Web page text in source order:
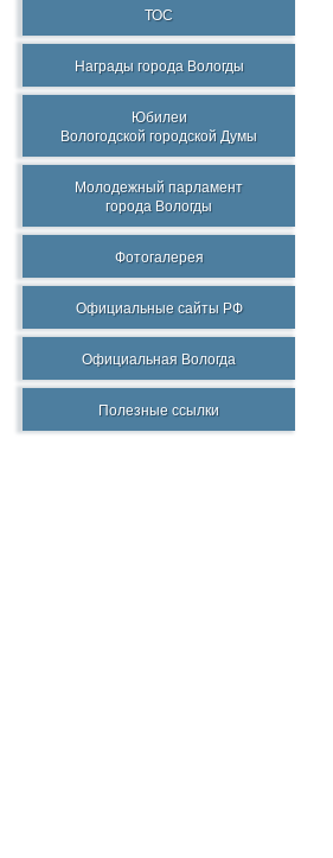
ТОС
Награды города Вологды
Юбилеи
Вологодской городской Думы
Молодежный парламент
города Вологды
Фотогалерея
Официальные сайты РФ
Официальная Вологда
Полезные ссылки